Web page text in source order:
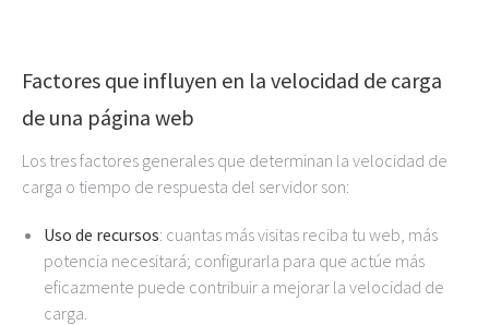
Factores que influyen en la velocidad de carga
de una página web
Los tres factores generales que determinan la velocidad de
carga o tiempo de respuesta del servidor son:
Uso de recursos: cuantas más visitas reciba tu web, más
potencia necesitará; configurarla para que actúe más
eficazmente puede contribuir a mejorar la velocidad de
carga.